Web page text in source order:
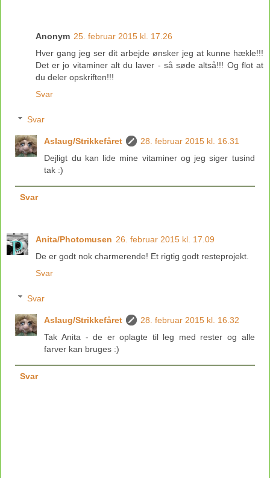
Anonym 25. februar 2015 kl. 17.26
Hver gang jeg ser dit arbejde ønsker jeg at kunne hækle!!!
Det er jo vitaminer alt du laver - så søde altså!!! Og flot at
du deler opskriften!!!
Svar
Svar
Aslaug/Strikkefåret
28. februar 2015 kl. 16.31
Dejligt du kan lide mine vitaminer og jeg siger tusind
tak :)
Svar
Anita/Photomusen 26. februar 2015 kl. 17.09
De er godt nok charmerende! Et rigtig godt resteprojekt.
Svar
Svar
Aslaug/Strikkefåret
28. februar 2015 kl. 16.32
Tak Anita - de er oplagte til leg med rester og alle
farver kan bruges :)
Svar